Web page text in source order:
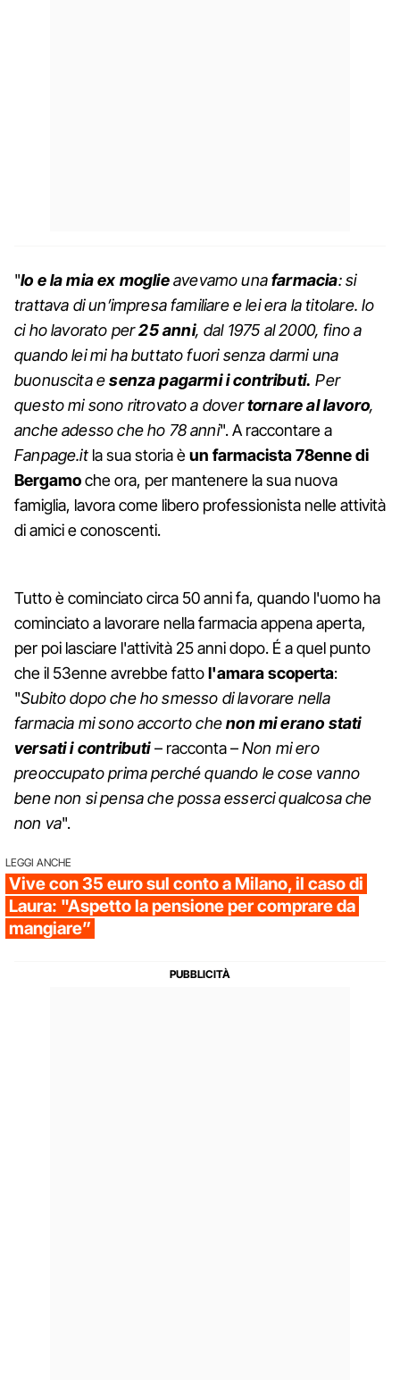
"Io e la mia ex moglieavevamo unafarmacia: si
trattava di un’impresa familiare e lei era la titolare. Io
ci ho lavorato per25 anni, dal 1975 al 2000, fino a
quando lei mi ha buttato fuori senza darmi una
buonuscita esenza pagarmi i contributi. Per
questo mi sono ritrovato a dovertornare al lavoro,
anche adesso che ho 78 anni". A raccontare a
Fanpage.itla sua storia èun farmacista 78enne di
Bergamoche ora, per mantenere la sua nuova
famiglia, lavora come libero professionista nelle attività
di amici e conoscenti.
Tutto è cominciato circa 50 anni fa, quando l'uomo ha
cominciato a lavorare nella farmacia appena aperta,
per poi lasciare l'attività 25 anni dopo. É a quel punto
che il 53enne avrebbe fattol'amara scoperta:
"Subito dopo che ho smesso di lavorare nella
farmacia mi sono accorto chenon mi erano stati
versati i contributi – racconta –Non mi ero
preoccupato prima perché quando le cose vanno
bene non si pensa che possa esserci qualcosa che
non va".
LEGGI ANCHE
Vive con 35 euro sul conto a Milano, il caso di
Laura: "Aspetto la pensione per comprare da
mangiare”